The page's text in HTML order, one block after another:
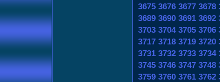
3675 3676 3677 3678
3689 3690 3691 3692
3703 3704 3705 3706
3717 3718 3719 3720
3731 3732 3733 3734
3745 3746 3747 3748
3759 3760 3761 3762